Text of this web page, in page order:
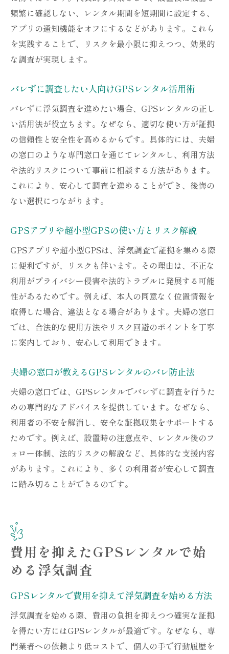
頻繁に確認しない、レンタル期間を短期間に設定する、
アプリの通知機能をオフにするなどがあります。これら
を実践することで、リスクを最小限に抑えつつ、効果的
な調査が実現します。
バレずに調査したい人向けGPSレンタル活用術
バレずに浮気調査を進めたい場合、GPSレンタルの正し
い活用法が役立ちます。なぜなら、適切な使い方が証拠
の信頼性と安全性を高めるからです。具体的には、夫婦
の窓口のような専門窓口を通じてレンタルし、利用方法
や法的リスクについて事前に相談する方法があります。
これにより、安心して調査を進めることができ、後悔の
ない選択につながります。
GPSアプリや超小型GPSの使い方とリスク解説
GPSアプリや超小型GPSは、浮気調査で証拠を集める際
に便利ですが、リスクも伴います。その理由は、不正な
利用がプライバシー侵害や法的トラブルに発展する可能
性があるためです。例えば、本人の同意なく位置情報を
取得した場合、違法となる場合があります。夫婦の窓口
では、合法的な使用方法やリスク回避のポイントを丁寧
に案内しており、安心して利用できます。
夫婦の窓口が教えるGPSレンタルのバレ防止法
夫婦の窓口では、GPSレンタルでバレずに調査を行うた
めの専門的なアドバイスを提供しています。なぜなら、
利用者の不安を解消し、安全な証拠収集をサポートする
ためです。例えば、設置時の注意点や、レンタル後のフ
ォロー体制、法的リスクの解説など、具体的な支援内容
があります。これにより、多くの利用者が安心して調査
に踏み切ることができるのです。
費用を抑えたGPSレンタルで始
める浮気調査
GPSレンタルで費用を抑えて浮気調査を始める方法
浮気調査を始める際、費用の負担を抑えつつ確実な証拠
を得たい方にはGPSレンタルが最適です。なぜなら、専
門業者への依頼より低コストで、個人の手で行動履歴を